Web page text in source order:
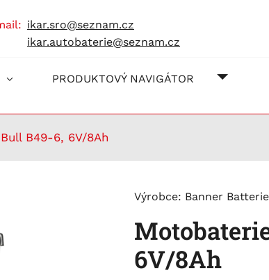
ikar.sro@seznam.cz
ikar.autobaterie@seznam.cz
PRODUKTOVÝ NAVIGÁTOR JAK
B49-6, 6V/8Ah
Výrobce: Banner
6V/8Ah